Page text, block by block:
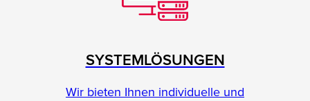
SYSTEMLÖSUNGEN
Wir bieten Ihnen individuelle und